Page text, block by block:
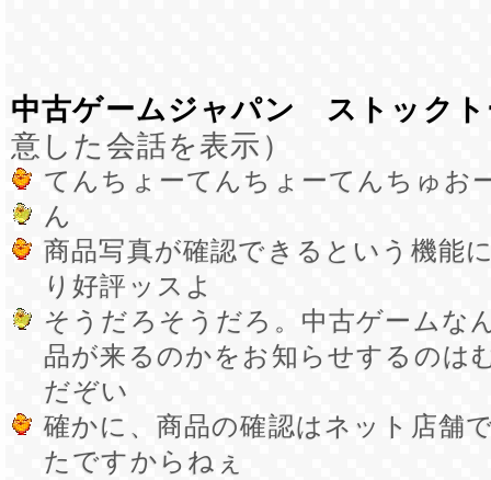
中古ゲームジャパン ストックト
意した会話を表示）
てんちょーてんちょーてんちゅお
ん
商品写真が確認できるという機能
り好評ッスよ
そうだろそうだろ。中古ゲームな
品が来るのかをお知らせするのは
だぞい
確かに、商品の確認はネット店舗
たですからねぇ